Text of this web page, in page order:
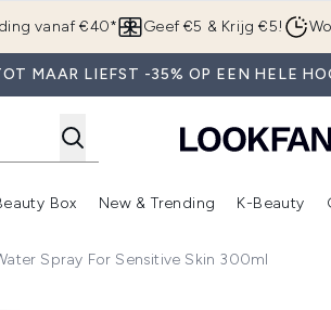
vanaf €40* Geef €5 & Krijg €5!
MAAR LIEFST -35% OP EEN HELE
(Zomer)Enter submenu (Sale) Enter submenu (Merken)
Box
Enter submenu (Beauty Box)
New & Trending K-Beauty
Spray For Sensitive Skin 300ml